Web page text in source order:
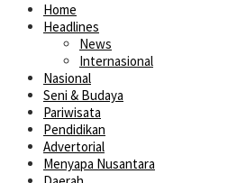
Home
Headlines
News
Internasional
Nasional
Seni & Budaya
Pariwisata
Pendidikan
Advertorial
Menyapa Nusantara